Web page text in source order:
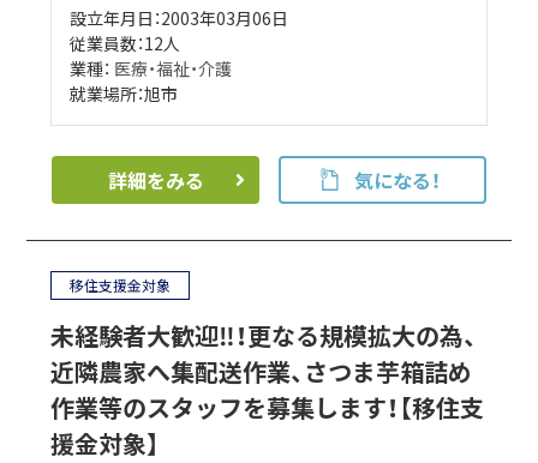
設立年月日：2003年03月06日
従業員数：12人
業種： 医療・福祉・介護
就業場所：旭市
詳細をみる 気になる！
移住支援金対象
未経験者大歓迎‼！更なる規模拡大の為、
近隣農家へ集配送作業、さつま芋箱詰め
作業等のスタッフを募集します！【移住支
援金対象】